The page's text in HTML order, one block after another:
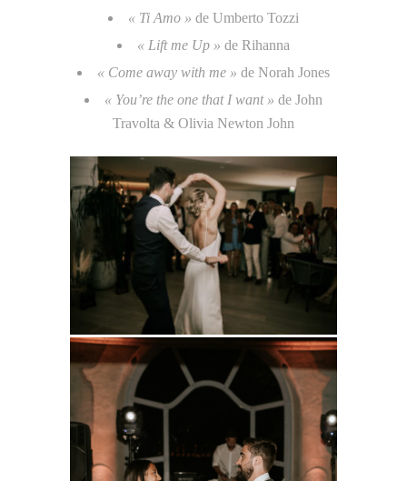
« Ti Amo » de Umberto Tozzi
« Lift me Up » de Rihanna
« Come away with me » de Norah Jones
« You’re the one that I want » de John
Travolta & Olivia Newton John